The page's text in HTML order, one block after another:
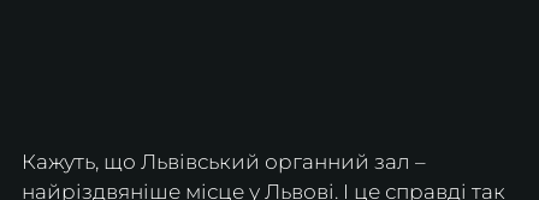
Кажуть, що Львівський органний зал –
найріздвяніше місце у Львові. І це справді так